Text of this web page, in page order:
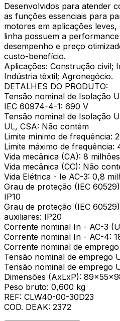
Desenvolvidos para atender
as funções essenciais para
motores em aplicações
linha possuem a
desempenho e preço
custo-benefício.
Aplicações: Construção civil;
Indústria têxtil; Agronegócio.
DETALHES DO PRODUTO:
Tensão nominal de Isolação
IEC 60974-4-1: 690 V
Tensão nominal de Isolação
UL, CSA: Não contém
Limite mínimo de frequência:
Limite máximo de frequência:
Vida mecânica (CA): 8 milhões
Vida mecânica (CC): Não
Vida Elétrica - Ie AC-3: 0,8
Grau de proteção (IEC
IP10
Grau de proteção (IEC
auxiliares: IP20
Corrente nominal In - AC-3
Corrente nominal In - AC-4:
Corrente nominal de
Tensão nominal de emprego
Tensão nominal de emprego
Dimensões (AxLxP):
Peso bruto: 0,600 kg
REF: CLW40-00-30D23
COD. DEAK: 2372